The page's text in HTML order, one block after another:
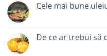
Cele mai bune
De ce ar trebui să